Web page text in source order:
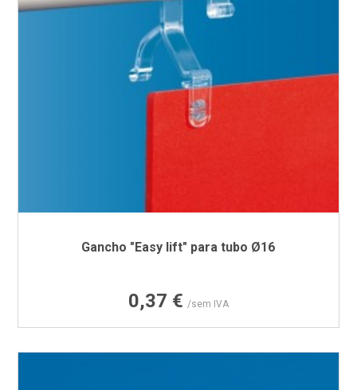
Gancho "Easy lift" para tubo Ø16
Preço
0,37 € /sem IVA